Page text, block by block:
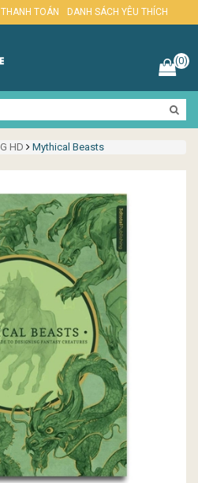
THANH TOÁN DANH SÁCH YÊU THÍCH
(0)
HD Mythical Beasts